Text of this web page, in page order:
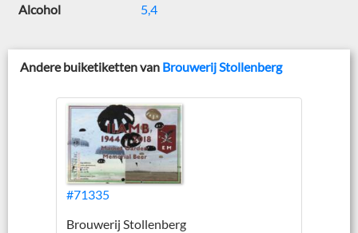
Alcohol 5,4
Andere buiketiketten van Brouwerij Stollenberg
#71335
Brouwerij Stollenberg